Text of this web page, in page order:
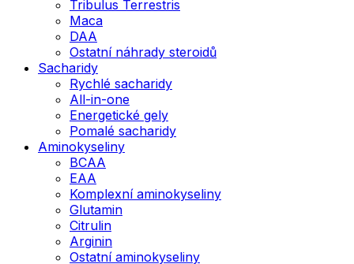
Tribulus Terrestris
Maca
DAA
Ostatní náhrady steroidů
Sacharidy
Rychlé sacharidy
All-in-one
Energetické gely
Pomalé sacharidy
Aminokyseliny
BCAA
EAA
Komplexní aminokyseliny
Glutamin
Citrulin
Arginin
Ostatní aminokyseliny